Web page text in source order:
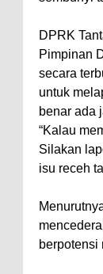
DPRK
Pimpinan
secara
untuk
benar ada
“Kalau
Silakan
isu receh
berpotensi